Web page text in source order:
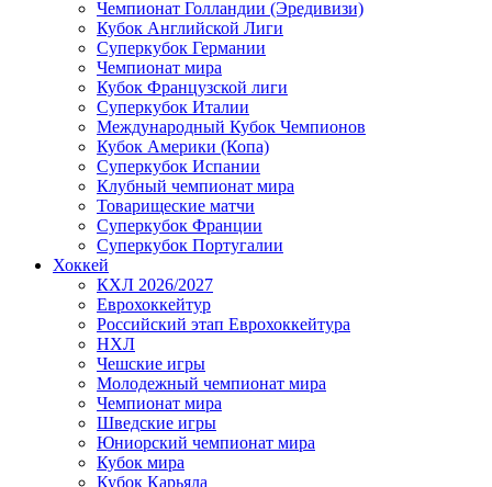
Чемпионат Голландии (Эредивизи)
Кубок Английской Лиги
Суперкубок Германии
Чемпионат мира
Кубок Французской лиги
Суперкубок Италии
Международный Кубок Чемпионов
Кубок Америки (Копа)
Суперкубок Испании
Клубный чемпионат мира
Товарищеские матчи
Суперкубок Франции
Суперкубок Португалии
Хоккей
КХЛ 2026/2027
Еврохоккейтур
Российский этап Еврохоккейтура
НХЛ
Чешские игры
Молодежный чемпионат мира
Чемпионат мира
Шведские игры
Юниорский чемпионат мира
Кубок мира
Кубок Карьяла